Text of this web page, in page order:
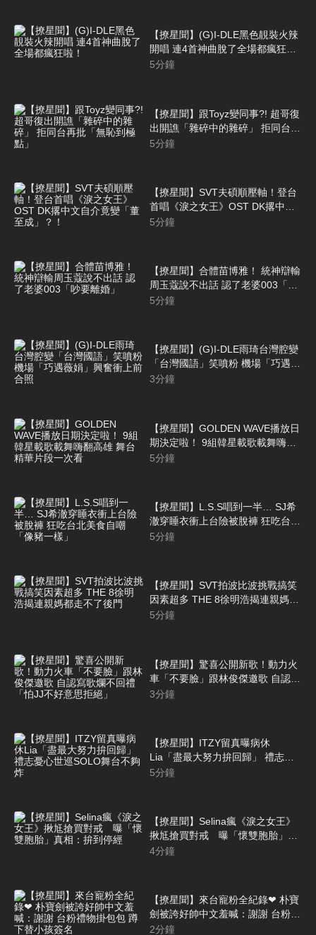
【撩星聞】(G)I-DLE黑色靚裝火辣
開唱 連4首神曲脫了全場都瘋狂
啦！
5分鐘
【撩星聞】跟Toyz變同事?! 超哥復
出開譙「雜碎中的雜碎」 拒同台再
批「無恥到極點」
5分鐘
【撩星聞】SVT夫碩順壓軸！登台
首唱《淚之女王》OST DK撂中文
自介竟變「董至成」？！
5分鐘
【撩星聞】合體苗博雅！ 統神辯輸
周玉蔻說不出話 認了老婆003「吵
要離婚」
5分鐘
【撩星聞】(G)I-DLE雨琦台灣腔變
「台灣國語」笑噴粉 機場「巧遇薇
娟」興奮衝上前合照
3分鐘
【撩星聞】GOLDEN WAVE播放日
期決定啦！ 9組韓星載歌載舞嗨翻
高雄 舞台精華片段一次看
5分鐘
【撩星聞】L.S.S唱到一半… SJ希
澈穿睡衣衝上台險被脫褲 狂吃台北
美食自嘲「像豬一樣」
5分鐘
【撩星聞】SVT拍波比波挑戰搞笑
因素超多 THE 8徐明浩揭連親媽都
走不了後門
5分鐘
【撩星聞】驚喜公開新歌！動力火
車「不要臉」跟林俊傑邀歌 自認寫
歌爛不回禮「怕JJ不好意思拒絕」
3分鐘
【撩星聞】ITZY留真曝病休
Lia「盡最大努力拚回歸」 禮志憂
心世巡SOLO舞台不夠炸
5分鐘
【撩星聞】Selina瘋《淚之女王》
揪尪搶買對戒 曝「懷雙胞胎」真
相：拚到停經
4分鐘
【撩星聞】來台寵粉全紀錄❤ 朴寶
劍被誇好帥中文羞喊：謝謝 台粉禮
物掛包包 蹲下替小孩簽名
2分鐘